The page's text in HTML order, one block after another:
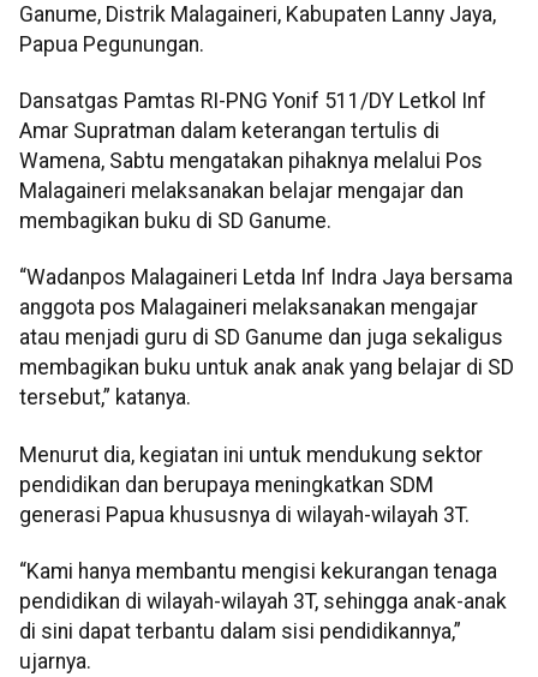
Ganume, Distrik Malagaineri, Kabupaten Lanny Jaya,
Papua Pegunungan.
Dansatgas Pamtas RI-PNG Yonif 511/DY Letkol Inf
Amar Supratman dalam keterangan tertulis di
Wamena, Sabtu mengatakan pihaknya melalui Pos
Malagaineri melaksanakan belajar mengajar dan
membagikan buku di SD Ganume.
“Wadanpos Malagaineri Letda Inf Indra Jaya bersama
anggota pos Malagaineri melaksanakan mengajar
atau menjadi guru di SD Ganume dan juga sekaligus
membagikan buku untuk anak anak yang belajar di SD
tersebut,” katanya.
Menurut dia, kegiatan ini untuk mendukung sektor
pendidikan dan berupaya meningkatkan SDM
generasi Papua khususnya di wilayah-wilayah 3T.
“Kami hanya membantu mengisi kekurangan tenaga
pendidikan di wilayah-wilayah 3T, sehingga anak-anak
di sini dapat terbantu dalam sisi pendidikannya,”
ujarnya.